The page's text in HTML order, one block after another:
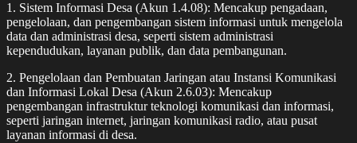
1. Sistem Informasi Desa (Akun 1.4.08): Mencakup pengadaan,
pengelolaan, dan pengembangan sistem informasi untuk mengelola
data dan administrasi desa, seperti sistem administrasi
kependudukan, layanan publik, dan data pembangunan.
2. Pengelolaan dan Pembuatan Jaringan atau Instansi Komunikasi
dan Informasi Lokal Desa (Akun 2.6.03): Mencakup
pengembangan infrastruktur teknologi komunikasi dan informasi,
seperti jaringan internet, jaringan komunikasi radio, atau pusat
layanan informasi di desa.